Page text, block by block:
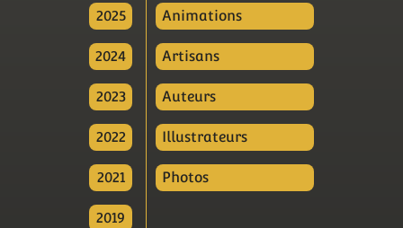
2025
2024
2023
2022
2021
2019
Animations
Artisans
Auteurs
Illustrateurs
Photos